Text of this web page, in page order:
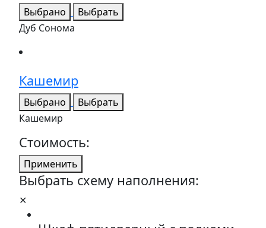
Выбрано
Выбрать
Дуб Сонома
Кашемир
Выбрано
Выбрать
Кашемир
Стоимость:
Применить
Выбрать схему наполнения:
✕